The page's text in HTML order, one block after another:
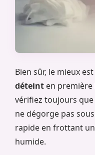
Bien sûr, le mieux
déteint en première
vérifiez toujours
ne dégorge pas
rapide en frottant
humide.